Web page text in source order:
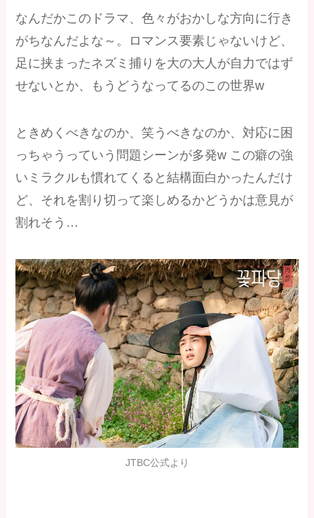
なんだかこのドラマ、色々がおかしな方向に行き
がちなんだよな～。ロマンス要素じゃないけど、
足に挟まったネズミ捕りを大の大人が自力ではず
せないとか、もうどうなってるのこの世界w
ときめくべきなのか、笑うべきなのか、対応に困
っちゃうっていう問題シーンが多発w この癖の強
いミラクルも慣れてくると結構面白かったんだけ
ど、それを割り切って楽しめるかどうかは意見が
割れそう…
JTBC公式より